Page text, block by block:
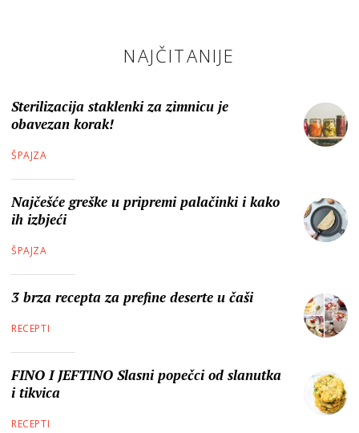
NAJČITANIJE
Sterilizacija staklenki za zimnicu je
obavezan korak!
ŠPAJZA
Najčešće greške u pripremi palačinki i kako
ih izbjeći
ŠPAJZA
3 brza recepta za prefine deserte u čaši
RECEPTI
FINO I JEFTINO Slasni popečci od slanutka
i tikvica
RECEPTI